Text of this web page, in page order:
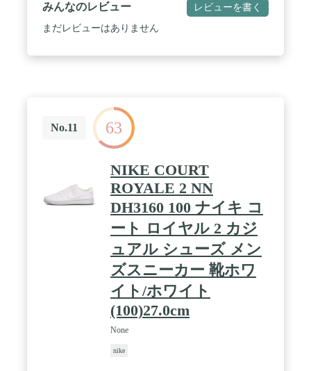
みんなのレビュー レビューを書く
まだレビューはありません
No.11 63
NIKE COURT
ROYALE 2 NN
DH3160 100 ナイキ コ
ート ロイヤル 2 カジ
ュアル シューズ メン
ズスニーカー 靴ホワ
イト/ホワイト
(100)27.0cm
None
nike